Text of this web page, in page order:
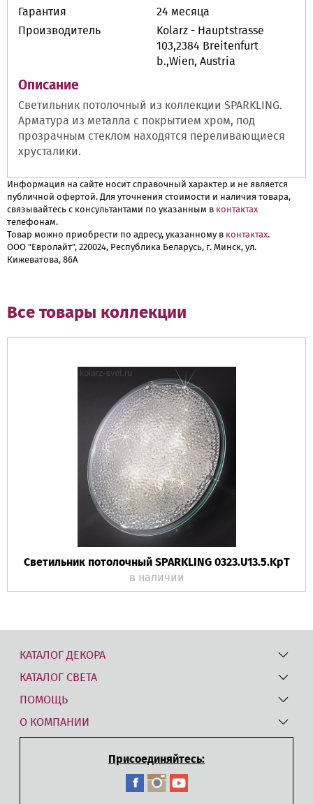
Гарантия
24 месяца
Производитель
Kolarz - Hauptstrasse
103,2384 Breitenfurt
b.,Wien, Austria
Описание
Светильник потолочный из коллекции SPARKLING.
Арматура из металла с покрытием хром, под
прозрачным стеклом находятся переливающиеся
хрусталики.
Информация на сайте носит справочный характер и не является
публичной офертой. Для уточнения стоимости и наличия товара,
связывайтесь с консультантами по указанным в контактах
телефонам.
Товар можно приобрести по адресу, указанному в контактах.
ООО "Евролайт", 220024, Республика Беларусь, г. Минск, ул.
Кижеватова, 86А
Все товары коллекции
Светильник потолочный SPARKLING 0323.U13.5.KpT
в наличии
КАТАЛОГ ДЕКОРА
КАТАЛОГ СВЕТА
ПОМОЩЬ
О КОМПАНИИ
Присоединяйтесь: